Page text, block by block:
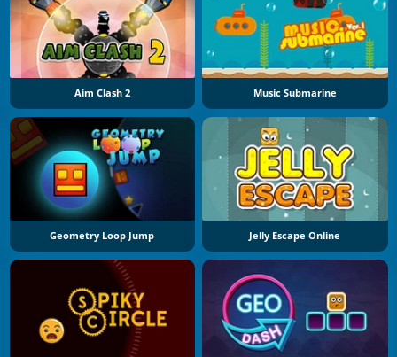
Aim Clash 2 Music Submarine
Geometry Loop Jump Jelly Escape Online